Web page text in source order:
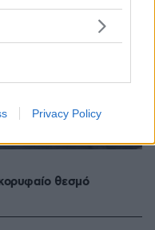
Privacy Policy
θεσμό